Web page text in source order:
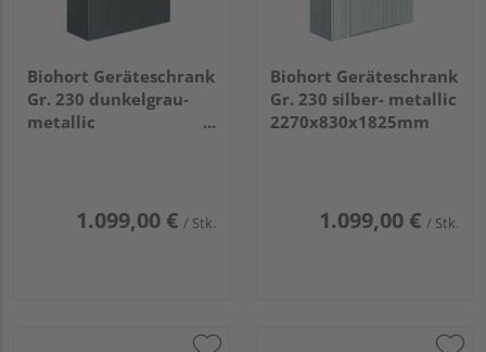
Biohort Geräteschrank
Gr. 230 dunkelgrau-
metallic
1.099,00 € / Stk.
Biohort Geräteschrank
Gr. 230 silber- metallic
2270x830x1825mm
1.099,00 € / Stk.